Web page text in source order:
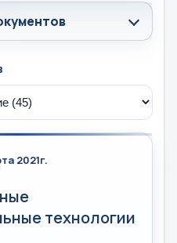
2021г.
технологии